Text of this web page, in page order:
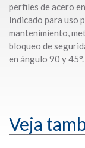
perfiles de acero
Indicado para uso
mantenimiento,
bloqueo de
en ángulo 90 y 45°.
Veja